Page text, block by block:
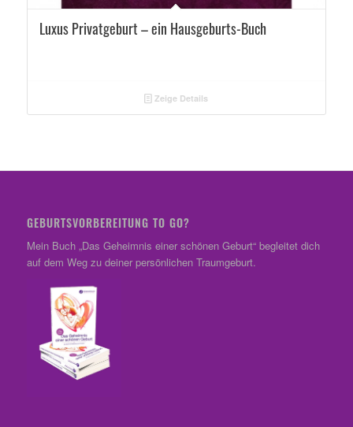
Luxus Privatgeburt – ein Hausgeburts-Buch
Zeige Details
GEBURTSVORBEREITUNG TO GO?
Mein Buch „Das Geheimnis einer schönen Geburt“ begleitet dich
auf dem Weg zu deiner persönlichen Traumgeburt.